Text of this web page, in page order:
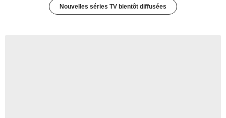
Nouvelles séries TV bientôt diffusées